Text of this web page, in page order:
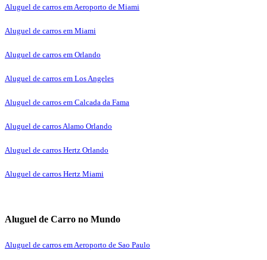
Aluguel de carros em Aeroporto de Miami
Aluguel de carros em Miami
Aluguel de carros em Orlando
Aluguel de carros em Los Angeles
Aluguel de carros em Calcada da Fama
Aluguel de carros Alamo Orlando
Aluguel de carros Hertz Orlando
Aluguel de carros Hertz Miami
Aluguel de Carro no Mundo
Aluguel de carros em Aeroporto de Sao Paulo